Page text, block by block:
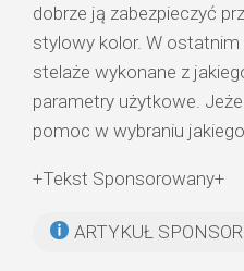
dobrze ją zabezpieczyć
stylowy kolor. W
stelaże wykonane z
parametry użytkowe.
pomoc w wybraniu
+Tekst Sponsorowany+
ARTYKUŁ